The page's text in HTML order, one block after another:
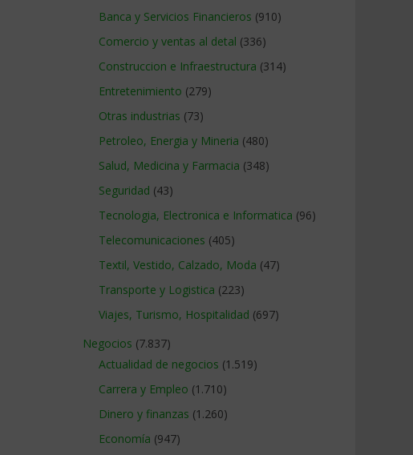
Banca y Servicios Financieros (910)
Comercio y ventas al detal (336)
Construccion e Infraestructura (314)
Entretenimiento (279)
Otras industrias (73)
Petroleo, Energia y Mineria (480)
Salud, Medicina y Farmacia (348)
Seguridad (43)
Tecnologia, Electronica e Informatica (96)
Telecomunicaciones (405)
Textil, Vestido, Calzado, Moda (47)
Transporte y Logistica (223)
Viajes, Turismo, Hospitalidad (697)
Negocios (7.837)
Actualidad de negocios (1.519)
Carrera y Empleo (1.710)
Dinero y finanzas (1.260)
Economía (947)